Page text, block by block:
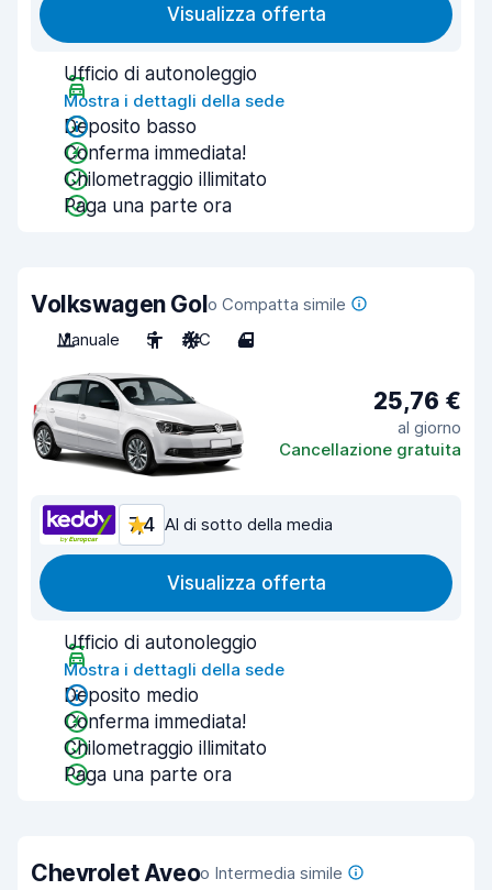
Visualizza offerta
Ufficio di autonoleggio
Mostra i dettagli della sede
Deposito basso
Conferma immediata!
Chilometraggio illimitato
Paga una parte ora
Volkswagen Golo Compatta simile
Manuale
5 A/C 4
25,76 €
al giorno
Cancellazione gratuita
7,4 Al di sotto della media
Visualizza offerta
Ufficio di autonoleggio
Mostra i dettagli della sede
Deposito medio
Conferma immediata!
Chilometraggio illimitato
Paga una parte ora
Chevrolet Aveoo Intermedia simile